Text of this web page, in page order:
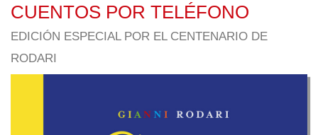
CUENTOS POR TELÉFONO
EDICIÓN ESPECIAL POR EL CENTENARIO DE
RODARI